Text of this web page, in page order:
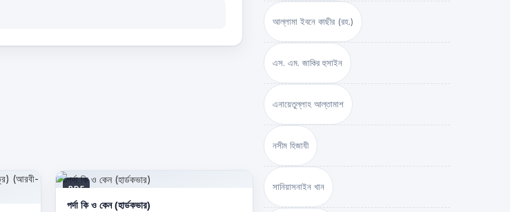
PDF
পর্দা কি ও কেন (হার্ডকভার)
আল্লামা ইবনে কাছীর (রহ.)
এস. এম. জাকির হুসাইন
এনায়েতুল্লাহ আল্‌তামাশ
নসীম হিজাযী
সানিয়াসনাইন খান